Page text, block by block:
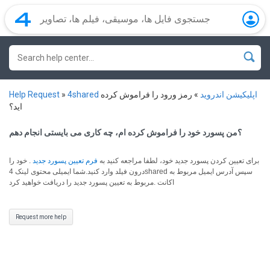
Help Request » 4shared اپلیکیشن اندروید » رمز ورود را فراموش کرده
اید؟
؟من پسورد خود را فراموش کرده ام، چه کاری می بایستی انجام دهم
برای تعیین کردن پسورد جدید خود، لطفا مراجعه کنید به فرم تعیین پسورد جدید . خود را
درون فیلد وارد کنید.شما ایمیلی محتوی لینک 4shared سپس آدرس ایمیل مربوط به
اکانت .مربوط به تعیین پسورد جدید را دریافت خواهید کرد
Request more help